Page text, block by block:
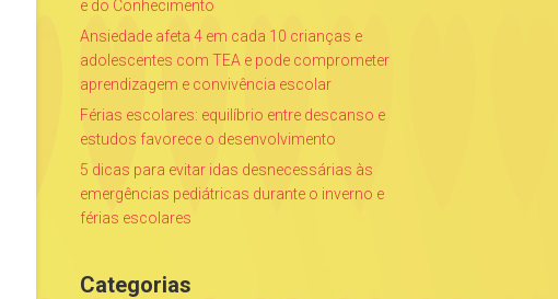
e do Conhecimento
Ansiedade afeta 4 em cada 10 crianças e
adolescentes com TEA e pode comprometer
aprendizagem e convivência escolar
Férias escolares: equilíbrio entre descanso e
estudos favorece o desenvolvimento
5 dicas para evitar idas desnecessárias às
emergências pediátricas durante o inverno e
férias escolares
Categorias